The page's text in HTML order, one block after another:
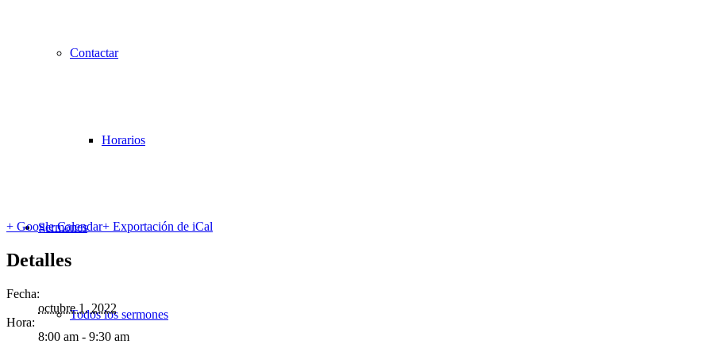
Contactar
Horarios
Sermones
Todos los sermones
+ Google Calendar+ Exportación de iCal
Detalles
Fecha:
octubre 1, 2022
Hora:
8:00 am - 9:30 am